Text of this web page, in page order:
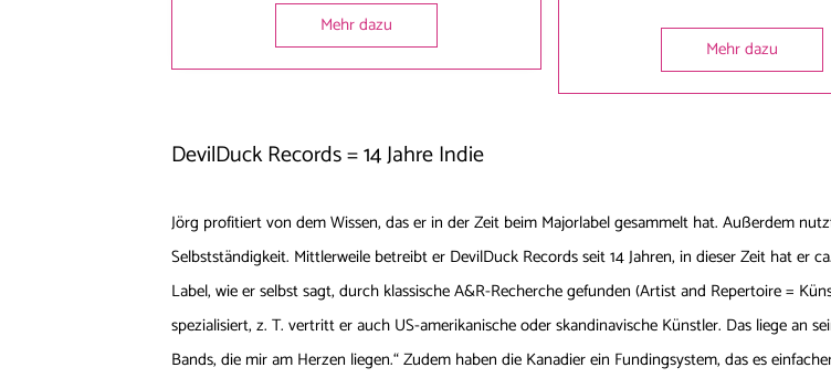
Mehr dazu
Mehr dazu
DevilDuck Records = 14 Jahre Indie
Jörg profitiert von dem Wissen, das er in der Zeit beim Majorlabel gesammelt hat. Außerdem
Selbstständigkeit. Mittlerweile betreibt er DevilDuck Records seit 14 Jahren, in dieser Zeit hat er
Label, wie er selbst sagt, durch klassische A&R-Recherche gefunden (Artist and Repertoire =
spezialisiert, z. T. vertritt er auch US-amerikanische oder skandinavische Künstler. Das liege an
Bands, die mir am Herzen liegen.“ Zudem haben die Kanadier ein Fundingsystem, das es